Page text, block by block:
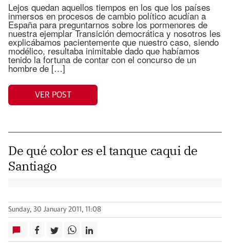
Lejos quedan aquellos tiempos en los que los países
inmersos en procesos de cambio político acudían a
España para preguntarnos sobre los pormenores de
nuestra ejemplar Transición democrática y nosotros les
explicábamos pacientemente que nuestro caso, siendo
modélico, resultaba inimitable dado que habíamos
tenido la fortuna de contar con el concurso de un
hombre de […]
VER POST
De qué color es el tanque caqui de
Santiago
Sunday, 30 January 2011, 11:08